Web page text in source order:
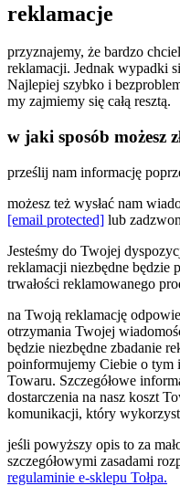
reklamacje
przyznajemy, że bardzo
reklamacji. Jednak wypadki
Najlepiej szybko i
my zajmiemy się całą resztą.
w jaki sposób możesz
prześlij nam informację
możesz też wysłać nam
[email protected] lub
Jesteśmy do Twojej
reklamacji niezbędne będzie
trwałości reklamowanego
na Twoją reklamację
otrzymania Twojej
będzie niezbędne zbadanie
poinformujemy Ciebie o tym
Towaru. Szczegółowe
dostarczenia na nasz koszt
komunikacji, który
jeśli powyższy opis to za
szczegółowymi zasadami
regulaminie e-sklepu Tołpa.